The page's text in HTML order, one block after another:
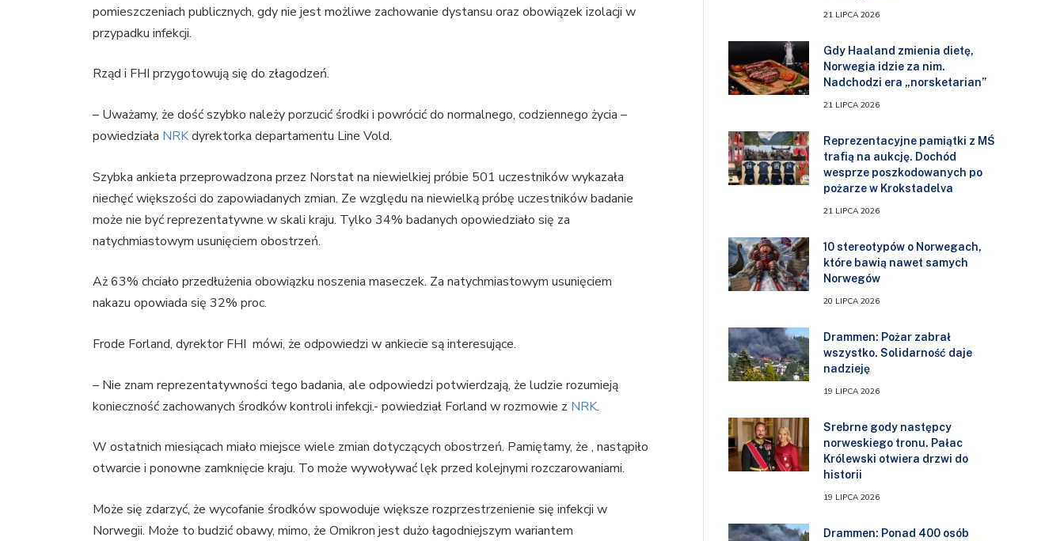
pomieszczeniach publicznych, gdy nie jest możliwe zachowanie dystansu oraz obowiązek izolacji w
przypadku infekcji.
Rząd i FHI przygotowują się do złagodzeń.
– Uważamy, że dość szybko należy porzucić środki i powrócić do normalnego, codziennego życia –
powiedziała NRKdyrektorka departamentu Line Vold.
Szybka ankieta przeprowadzona przez Norstat na niewielkiej próbie 501 uczestników wykazała
niechęć większości do zapowiadanych zmian. Ze względu na niewielką próbę uczestników badanie
może nie być reprezentatywne w skali kraju. Tylko 34% badanych opowiedziało się za
natychmiastowym usunięciem obostrzeń.
Aż 63% chciało przedłużenia obowiązku noszenia maseczek. Za natychmiastowym usunięciem
nakazu opowiada się 32% proc.
Frode Forland, dyrektor FHI mówi, że odpowiedzi w ankiecie są interesujące.
– Nie znam reprezentatywności tego badania, ale odpowiedzi potwierdzają, że ludzie rozumieją
konieczność zachowanych środków kontroli infekcji.- powiedział Forland w rozmowie z NRK.
W ostatnich miesiącach miało miejsce wiele zmian dotyczących obostrzeń. Pamiętamy, że , nastąpiło
otwarcie i ponowne zamknięcie kraju. To może wywoływać lęk przed kolejnymi rozczarowaniami.
Może się zdarzyć, że wycofanie środków spowoduje większe rozprzestrzenienie się infekcji w
Norwegii. Może to budzić obawy, mimo, że Omikron jest dużo łagodniejszym wariantem
21 LIPCA 2026
Gdy Haaland zmienia dietę,
Norwegia idzie za nim.
Nadchodzi era „norsketarian”
21 LIPCA 2026
Reprezentacyjne pamiątki z MŚ
trafią na aukcję. Dochód
wesprze poszkodowanych po
pożarze w Krokstadelva
21 LIPCA 2026
10 stereotypów o Norwegach,
które bawią nawet samych
Norwegów
20 LIPCA 2026
Drammen: Pożar zabrał
wszystko. Solidarność daje
nadzieję
19 LIPCA 2026
Srebrne gody następcy
norweskiego tronu. Pałac
Królewski otwiera drzwi do
historii
19 LIPCA 2026
Drammen: Ponad 400 osób